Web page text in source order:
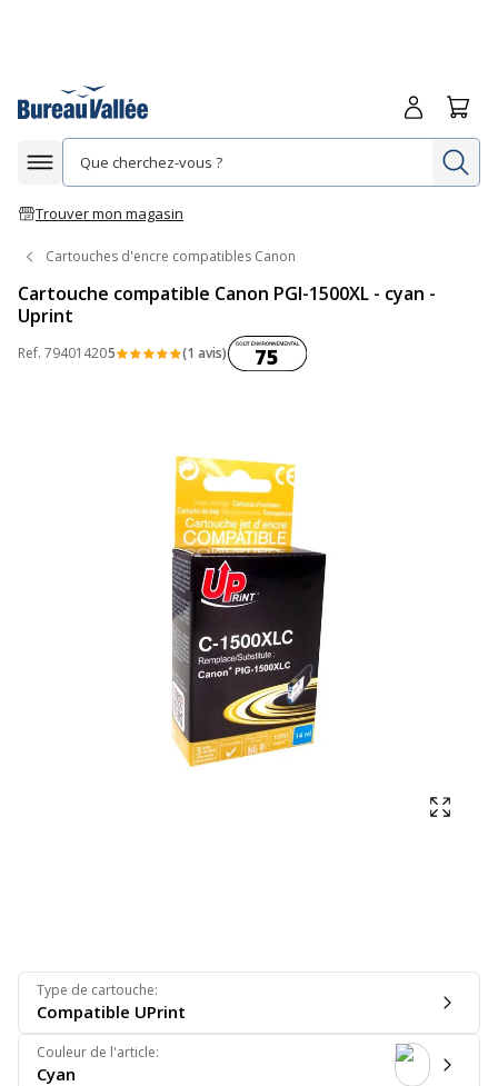
Afficher la navigation
Trouver mon magasin
Me
Cartouches d'encre compatibles Canon
Cartouche compatible Canon PGI-1500XL - cyan -
Uprint
Ref. 794014205 (1 avis)Coût environnemental :
75
Type de cartouche:
Compatible UPrint
Couleur de l'article:
Cyan